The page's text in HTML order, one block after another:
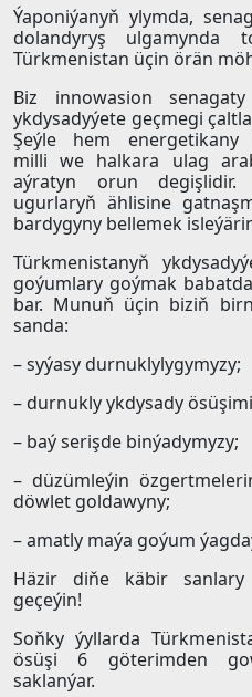
Ýaponiýanyň ylymda,
dolandyryş ulgamynda
Türkmenistan üçin örän
Biz innowasion
ykdysadyýete geçmegi
Şeýle hem energetikany
milli we halkara ulag
aýratyn orun
ugurlaryň ählisine
bardygyny bellemek
Türkmenistanyň
goýumlary goýmak
bar. Munuň üçin biziň
sanda:
– syýasy durnuklylygymyzy;
– durnukly ykdysady
– baý serişde binýadymyzy;
– düzümleýin
döwlet goldawyny;
– amatly maýa goýum
Häzir diňe käbir
geçeýin!
Soňky ýyllarda
ösüşi 6 göterimden
saklanýar.